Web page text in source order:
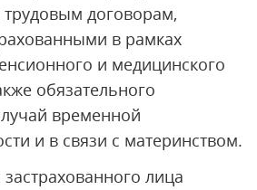
договорам,
в рамках
и медицинского
обязательного
временной
и в связи с материнством.
застрахованного лица